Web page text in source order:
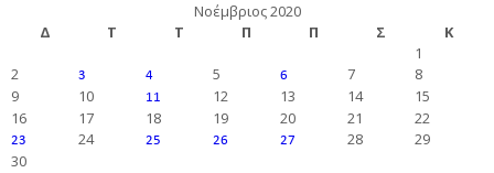
Νοέμβριος 2020
Δ
Τ Τ Π Π Σ
Κ
1
2
3 4 5 6 7
8
9
10 11 12 13 14
15
16
17 18 19 20 21 22
23 24 25 26 27 28
29
30